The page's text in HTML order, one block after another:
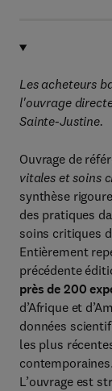
Les acheteurs
l'ouvrage
Sainte-Justine.
Ouvrage de
vitales et soins
synthèse
des pratiques
soins critiques
Entièrement
précédente
près de 200
d’Afrique et
données
les plus
contemporaines.
L’ouvrage est